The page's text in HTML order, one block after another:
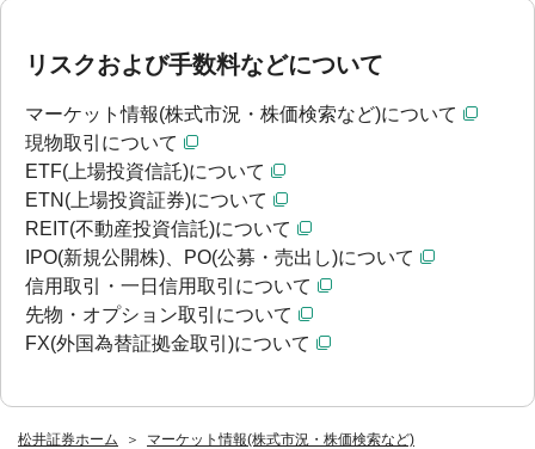
松井証券ホーム
マーケット情報(株式市況・株価検索など)
リスクおよび手数料などについて
マーケット情報(株式市況・株価検索など)について
現物取引について
ETF(上場投資信託)について
ETN(上場投資証券)について
REIT(不動産投資信託)について
IPO(新規公開株)、PO(公募・売出し)について
信用取引・一日信用取引について
先物・オプション取引について
FX(外国為替証拠金取引)について